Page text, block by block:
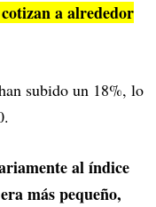
a alrededor
subido un 18%, lo
al índice
más pequeño,